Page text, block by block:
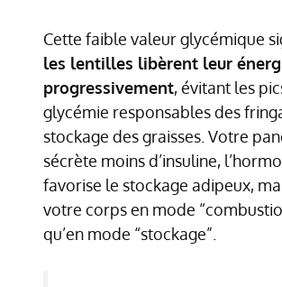
Cette faible valeur glycémique
les lentilles libèrent leur
progressivement, évitant les
glycémie responsables des
stockage des graisses. Votre
sécrète moins d’insuline,
favorise le stockage adipeux,
votre corps en mode
qu’en mode “stockage”.